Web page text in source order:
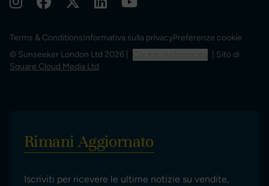
Terms & ConditionsInformativa sulla privacyPreferenze cookie
© Sunseeker London Ltd 2026 |
| Sito di
Square Cloud Media Ltd
Rimani Aggiornato
Iscriviti per ricevere le ultime notizie su vendite,